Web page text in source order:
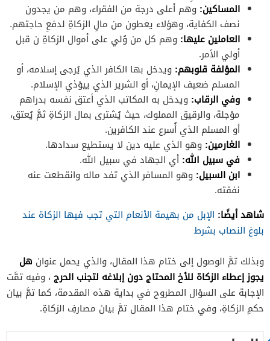
المساكين: وهم أعلى درجة من الفقراء، وهم من يجدون
نصف الكفاية، وهؤلاء يعطون من مالِ الزكاةِ لدفعِ حاجتهم.
العاملين عليها: وهم كل من وُلي على أموال الزكاةِ ن قبل
أولي الأمر.
المؤلفة قلوبهم: ويدخل بها الكافر الذي يُرجى إسلامه، أو
المسلم ضعيف الإيمانِ، أو الشرير الذي ييؤذي الإسلام.
وفي الرقاب: ويدخل به المكاتب الذي أعتق نفسه بدراهم
مؤجلة، والرقيق المملوك، حيث يُشترى بمال الزكاةِ ثمَّ يُعتق،
أو المسلم الذي أُسرع عند الكافرين.
الغارمين: وهو الذي عليه دين لا يستطيع سدادها.
في سبيل الله: أي الجهاد في سبيل الله.
ابن السبيل: وهو المسافر الذي تفد ماله وانقطعت عنه
نفقته.
شاهد أيضًا: الإبل من بهيمة الأنعام التي تجب فيها الزكاة عند
بلوغ النصاب بشرط
وبذلك تمَّ الوصول إلى ختام هذا المقال، والذي يحمل عنوان هل
يجوز إعطاء الزكاة للأخ المحتاج دون إبلاغه لتجنب الحرج، وفيه تمَّت
الإجابة على السؤال المطروح في بداية هذه المقدمة، كما تمَّ بيان
حكمِ الزكاةِ، وفي ختام هذا المقال تمَّ بيان مصارفِ الزكاةِ.